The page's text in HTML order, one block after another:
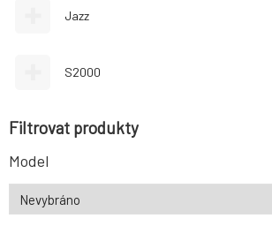
Jazz
S2000
Filtrovat produkty
Model